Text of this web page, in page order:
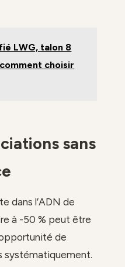
LWG, talon 8
choisir
sans
dans l’ADN de
à -50 % peut être
de
systématiquement.